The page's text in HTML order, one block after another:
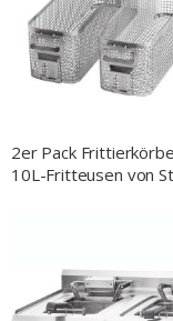
2er Pack
10L-Fritteusen von